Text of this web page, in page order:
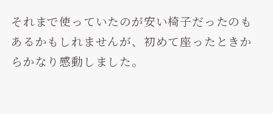
それまで使っていたのが安い椅子だったのも
あるかもしれませんが、初めて座ったときか
らかなり感動しました。